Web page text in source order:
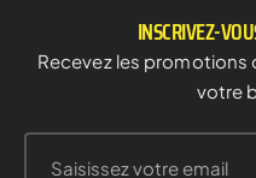
INSCRIVEZ-
Recevez les promotions
votre